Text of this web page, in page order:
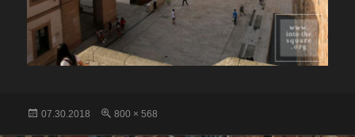
Posted
07.30.2018
Full
800 × 568